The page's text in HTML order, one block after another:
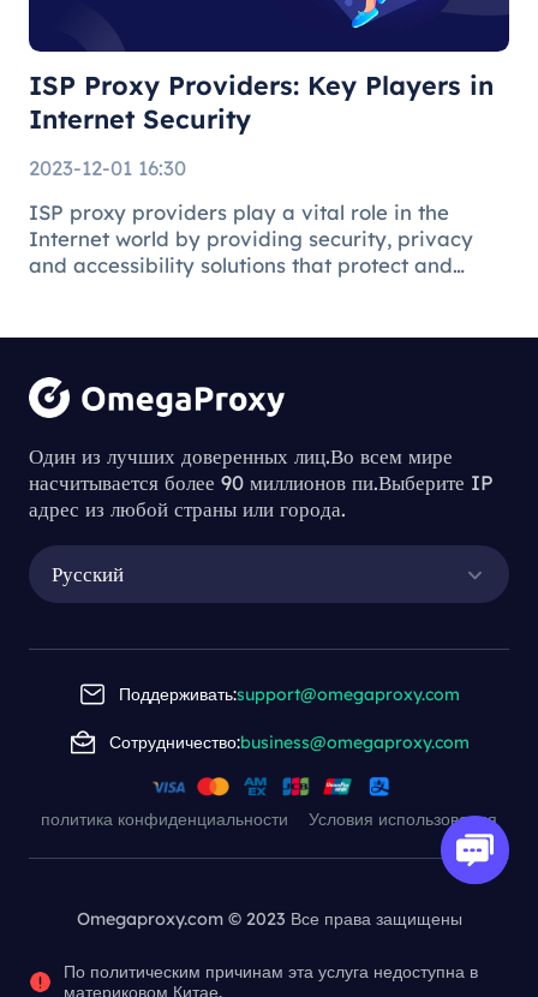
ISP Proxy Providers: Key Players in
Internet Security
2023-12-01 16:30
ISP proxy providers play a vital role in the
Internet world by providing security, privacy
and accessibility solutions that protect and
Understanding
the Process of
Downloading
Proxy Servers
oading Proxy Servers
2023-11-23 14:37
This article delves into the process of
downloading a proxy server, highlighting the
importance of these tools in improving online
security, privacy, and access to diverse content.
Один из лучших доверенных лиц.Во всем мире
насчитывается более 90 миллионов пи.Выберите IP
адрес из любой страны или города.
Русский
Поддерживать:support@omegaproxy.com
Сотрудничество:business@omegaproxy.com
политика конфиденциальности Условия использования
Omegaproxy.com © 2023 Все права защищены
По политическим причинам эта услуга недоступна в
материковом Китае.